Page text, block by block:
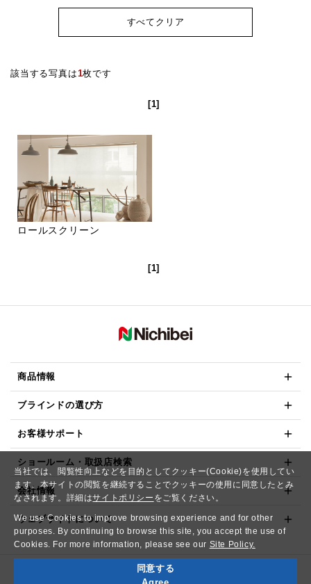
当社では、閲覧性向上などを目的としてクッキー(Cookie)を使用してい
ます。本サイトの閲覧を継続することでクッキーの使用に同意したとみ
なされます。詳細はサイトポリシー をご覧ください。
We use Cookies to improve browsing experience and for other
purposes. By continuing to browse this site, you accept the use of
Cookies. For more information, please see our Site Policy.
同意する
すべてクリア
該当する写真は1枚です
[1]
ロールスクリーン
[1]
商品情報
ブラインドの選び方
お客様サポート
ショールーム・取扱店検索
会社情報
ウェブサイトについて
Copyright© NICHIBEI CO.,LTD. All Rights Reserved.